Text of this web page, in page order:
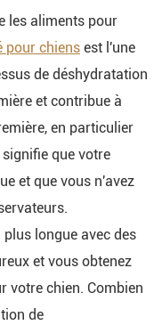
les aliments pour
pour chiens est l'une
de déshydratation
et contribue à
en particulier
que votre
et que vous n'avez
longue avec des
et vous obtenez
votre chien. Combien
de